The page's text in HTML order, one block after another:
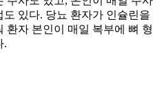
있다. 당뇨 환자가 인슐린을
환자 본인이 매일 복부에 뼈 형
.